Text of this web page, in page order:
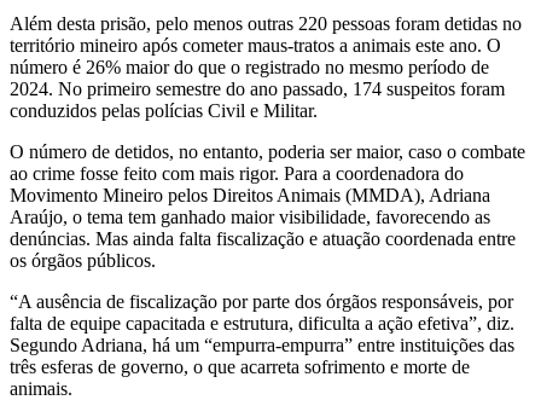
Além desta prisão, pelo menos outras 220 pessoas foram detidas no
território mineiro após cometer maus-tratos a animais este ano. O
número é 26% maior do que o registrado no mesmo período de
2024. No primeiro semestre do ano passado, 174 suspeitos foram
conduzidos pelas polícias Civil e Militar.
O número de detidos, no entanto, poderia ser maior, caso o combate
ao crime fosse feito com mais rigor. Para a coordenadora do
Movimento Mineiro pelos Direitos Animais (MMDA), Adriana
Araújo, o tema tem ganhado maior visibilidade, favorecendo as
denúncias. Mas ainda falta fiscalização e atuação coordenada entre
os órgãos públicos.
“A ausência de fiscalização por parte dos órgãos responsáveis, por
falta de equipe capacitada e estrutura, dificulta a ação efetiva”, diz.
Segundo Adriana, há um “empurra-empurra” entre instituições das
três esferas de governo, o que acarreta sofrimento e morte de
animais.